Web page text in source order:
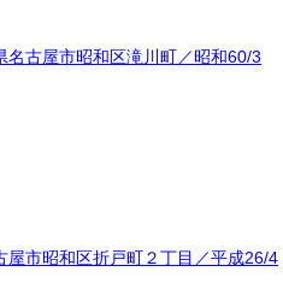
古屋市昭和区滝川町／昭和60/3
市昭和区折戸町２丁目／平成26/4